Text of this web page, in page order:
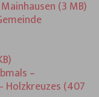
(3 MB)
–
Holzkreuzes (407